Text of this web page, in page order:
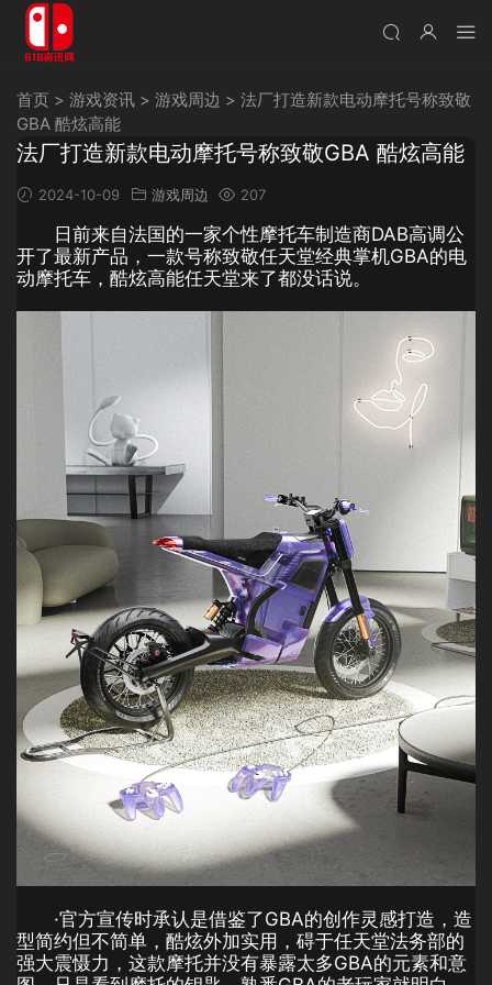
首页 > 游戏资讯 > 游戏周边 > 法厂打造新款电动摩托号称致敬
GBA 酷炫高能
法厂打造新款电动摩托号称致敬GBA 酷炫高能
2024-10-09 游戏周边 207
日前来自法国的一家个性摩托车制造商DAB高调公
开了最新产品，一款号称致敬任天堂经典掌机GBA的电
动摩托车，酷炫高能任天堂来了都没话说。
·官方宣传时承认是借鉴了GBA的创作灵感打造，造
型简约但不简单，酷炫外加实用，碍于任天堂法务部的
强大震慑力，这款摩托并没有暴露太多GBA的元素和意